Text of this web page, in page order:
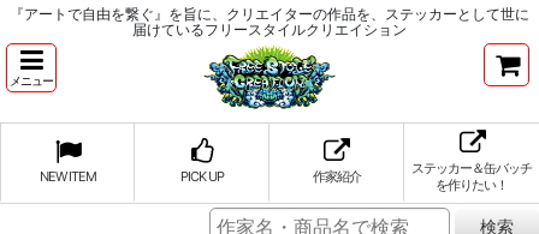
『アートで自由を繋ぐ』を旨に、クリエイターの作品を、ステッカーとして世に
届けているフリースタイルクリエイション
メニュー
NEW ITEM PICK UP 作家紹介
ステッカー＆缶バッチ
を作りたい！